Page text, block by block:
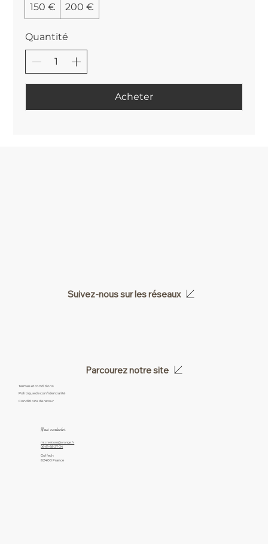
150 €
200 €
Quantité
Acheter
Suivez-nous sur les réseaux
Parcourez notre site
Politique de confidentialité
Termes et conditions
Conditions de retour
ml.creations@orange.fr
06-81-68-27-34
Golfech
82400 France
Nous contacter